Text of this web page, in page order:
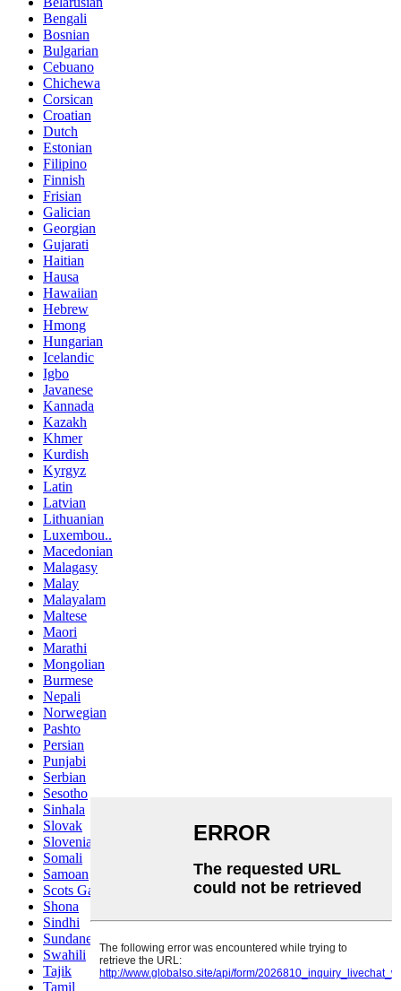
Bengali
Bosnian
Bulgarian
Cebuano
Chichewa
Corsican
Croatian
Dutch
Estonian
Filipino
Finnish
Frisian
Galician
Georgian
Gujarati
Haitian
Hausa
Hawaiian
Hebrew
Hmong
Hungarian
Icelandic
Igbo
Javanese
Kannada
Kazakh
Khmer
Kurdish
Kyrgyz
Latin
Latvian
Lithuanian
Luxembou..
Macedonian
Malagasy
Malay
Malayalam
Maltese
Maori
Marathi
Mongolian
Burmese
Nepali
Norwegian
Pashto
Persian
Punjabi
Serbian
Sesotho
Sinhala
Slovak
Slovenian
Somali
Samoan
Scots Gaelic
Shona
Sindhi
Sundanese
Swahili
Tajik
Tamil